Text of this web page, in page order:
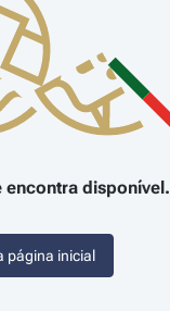
encontra disponível.
página inicial